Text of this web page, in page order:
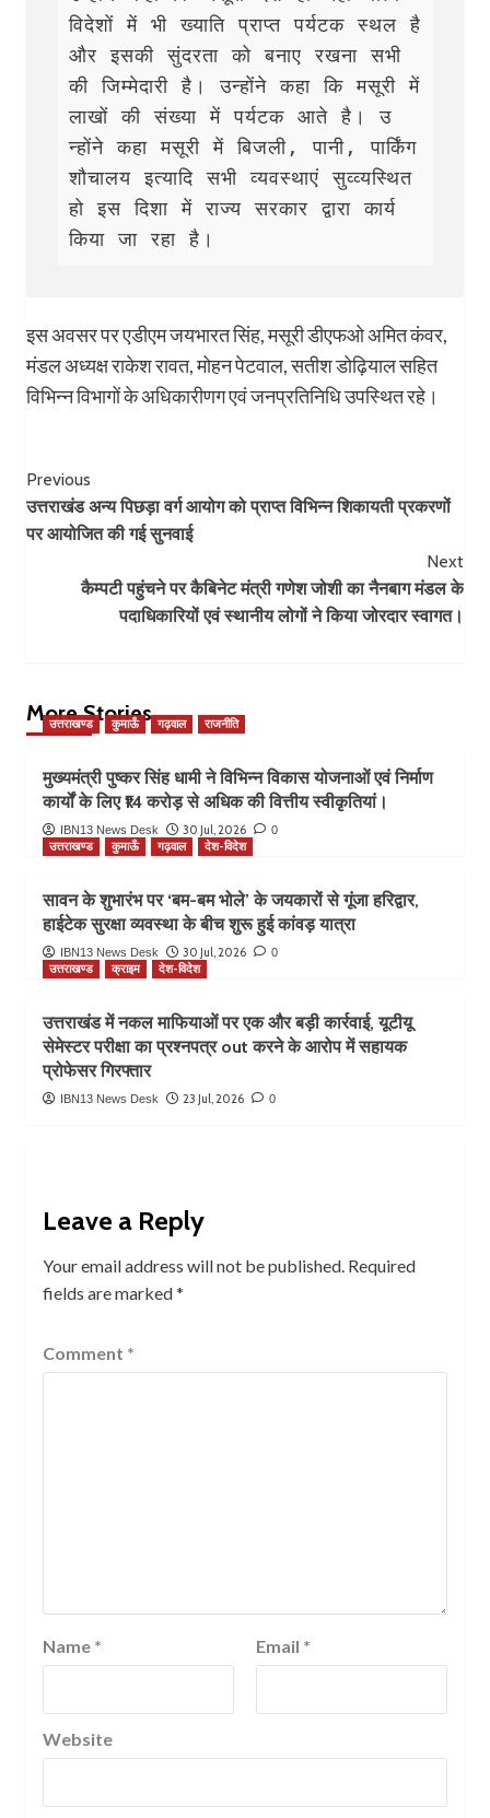
विदेशों में भी ख्याति प्राप्त पर्यटक स्थल है
और इसकी सुंदरता को बनाए रखना सभी
की जिम्मेदारी है। उन्होंने कहा कि मसूरी में
लाखों की संख्या में पर्यटक आते है। उ
न्होंने कहा मसूरी में बिजली, पानी, पार्किंग
शौचालय इत्यादि सभी व्यवस्थाएं सुव्व्यस्थित
हो इस दिशा में राज्य सरकार द्वारा कार्य
किया जा रहा है।
इस अवसर पर एडीएम जयभारत सिंह, मसूरी डीएफओ अमित कंवर,
मंडल अध्यक्ष राकेश रावत, मोहन पेटवाल, सतीश डोढ़ियाल सहित
विभिन्न विभागों के अधिकारीणग एवं जनप्रतिनिधि उपस्थित रहे।
Post
Navigation
Previous
उत्तराखंड अन्य पिछड़ा वर्ग आयोग को प्राप्त विभिन्न शिकायती प्रकरणों
पर आयोजित की गई सुनवाई
Next
कैम्पटी पहुंचने पर कैबिनेट मंत्री गणेश जोशी का नैनबाग मंडल के
पदाधिकारियों एवं स्थानीय लोगों ने किया जोरदार स्वागत।
More Stories
उत्तराखण्ड कुमाऊँ गढ़वाल राजनीति
मुख्यमंत्री पुष्कर सिंह धामी ने विभिन्न विकास योजनाओं एवं निर्माण
कार्यों के लिए ₹14 करोड़ से अधिक की वित्तीय स्वीकृतियां।
IBN13 News Desk 30 Jul, 2026 0
उत्तराखण्ड कुमाऊँ गढ़वाल देश-विदेश
सावन के शुभारंभ पर ‘बम-बम भोले’ के जयकारों से गूंजा हरिद्वार,
हाईटेक सुरक्षा व्यवस्था के बीच शुरू हुई कांवड़ यात्रा
IBN13 News Desk 30 Jul, 2026 0
उत्तराखण्ड क्राइम देश-विदेश
उत्तराखंड में नकल माफियाओं पर एक और बड़ी कार्रवाई, यूटीयू
सेमेस्टर परीक्षा का प्रश्नपत्र out करने के आरोप में सहायक
प्रोफेसर गिरफ्तार
IBN13 News Desk 23 Jul, 2026 0
Leave a Reply
Your email address will not be published. Required
fields are marked*
Comment *
Name * Email *
Website